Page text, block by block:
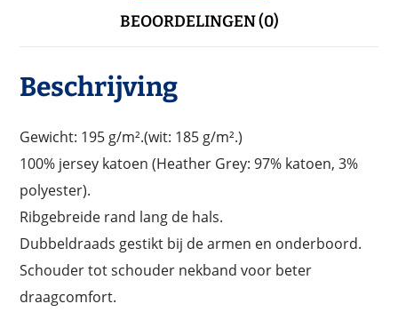
BEOORDELINGEN (0)
Beschrijving
Gewicht: 195 g/m².(wit: 185 g/m².)
100% jersey katoen (Heather Grey: 97% katoen, 3%
polyester).
Ribgebreide rand lang de hals.
Dubbeldraads gestikt bij de armen en onderboord.
Schouder tot schouder nekband voor beter
draagcomfort.